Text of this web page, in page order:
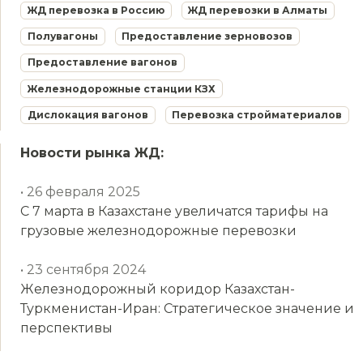
ЖД перевозка в Россию ЖД перевозки в Алматы
Полувагоны Предоставление зерновозов
Предоставление вагонов
Железнодорожные станции КЗХ
Дислокация вагонов Перевозка стройматериалов
Новости рынка ЖД:
• 26 февраля 2025
С 7 марта в Казахстане увеличатся тарифы на
грузовые железнодорожные перевозки
• 23 сентября 2024
Железнодорожный коридор Казахстан-
Туркменистан-Иран: Стратегическое значение и
перспективы